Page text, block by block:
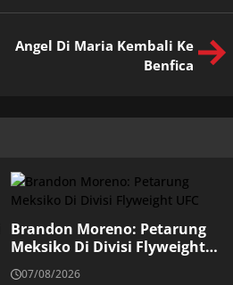
Angel Di Maria Kembali Ke
Benfica
Brandon Moreno: Petarung
Meksiko Di Divisi Flyweight
UFC07/08/2026